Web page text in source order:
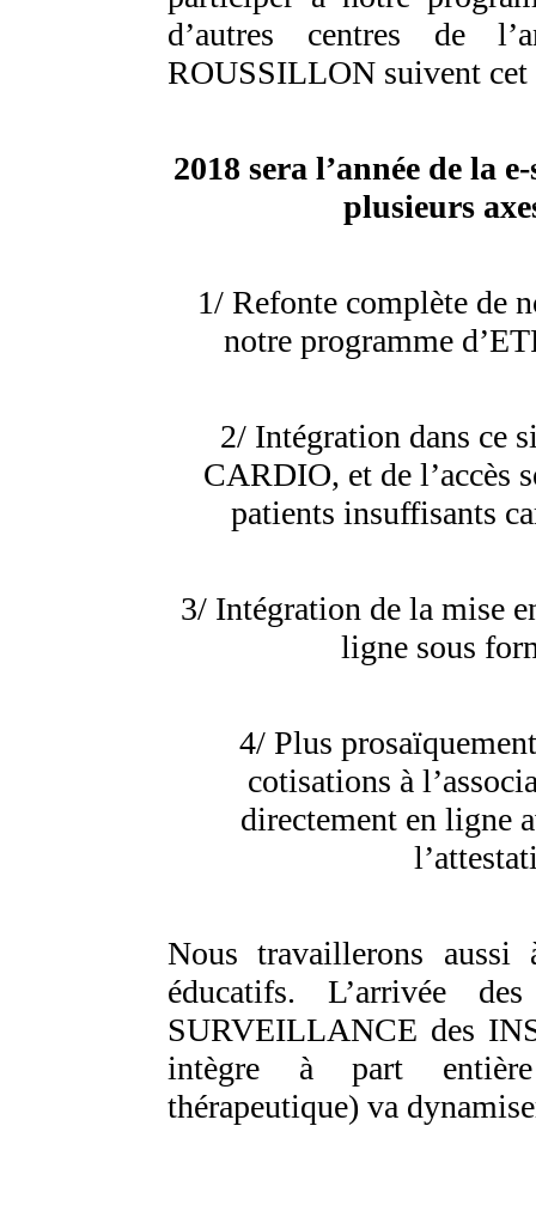
d’autres centres de
ROUSSILLON suivent cet
2018 sera l’année de la
plusieurs
1/ Refonte complète de
notre programme
2/ Intégration dans ce
CARDIO, et de l’accès
patients insuffisants
3/ Intégration de la mise
ligne sous
4/ Plus
cotisations à
directement en ligne
Nous travaillerons aussi
éducatifs. L’arrivée
SURVEILLANCE des
intègre à part entière
thérapeutique) va